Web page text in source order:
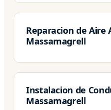
Reparacion de Aire
Massamagrell
Instalacion de
Massamagrell